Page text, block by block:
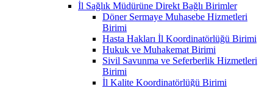
İl Sağlık Müdürüne Direkt Bağlı Birimler
Döner Sermaye Muhasebe Hizmetleri
Birimi
Hasta Hakları İl Koordinatörlüğü Birimi
Hukuk ve Muhakemat Birimi
Sivil Savunma ve Seferberlik Hizmetleri
Birimi
İl Kalite Koordinatörlüğü Birimi